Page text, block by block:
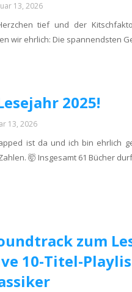
13, 2026
tief und der
wir ehrlich: Die spannendsten
2025!
13, 2026
ist da und ich bin ehrlich
🤯 ​Insgesamt 61 Bücher
zum
10-Titel-